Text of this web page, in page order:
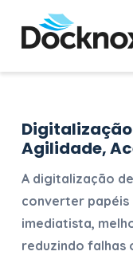
Digitalização
Agilidade,
A digitalização
converter papéis
imediatista,
reduzindo falhas